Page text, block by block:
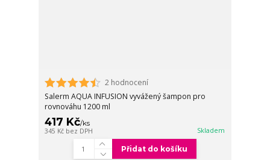
2 hodnocení
Salerm AQUA INFUSION vyvážený šampon pro
rovnováhu 1200 ml
417 Kč/ks
345 Kč bez DPH Skladem
Přidat do košíku